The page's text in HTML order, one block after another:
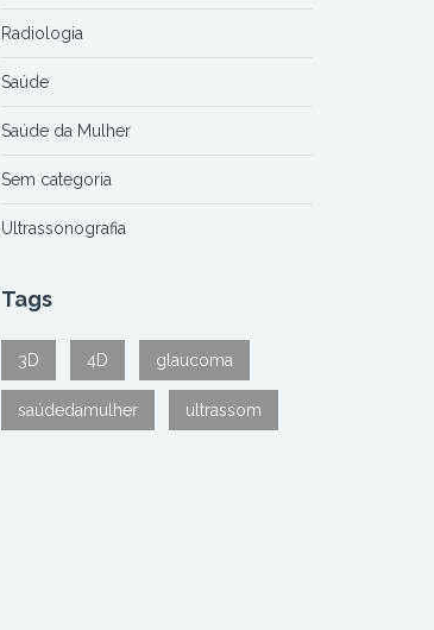
Radiologia
Saúde
Saúde da Mulher
Sem categoria
Ultrassonografia
Tags
3D 4D glaucoma
saúdedamulher ultrassom